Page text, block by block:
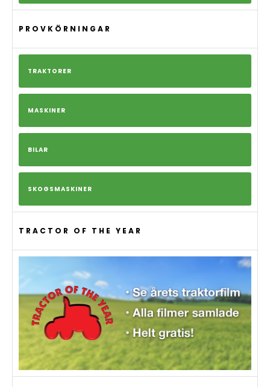
PROVKÖRNINGAR
TRAKTORER
MASKINER
BILAR
SKOGSMASKINER
TRACTOR OF THE YEAR